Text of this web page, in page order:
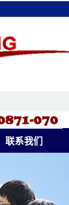
联系我们